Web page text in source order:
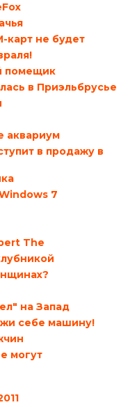
карт не будет
помещик
в Приэльбрусье
аквариум
в продажу в
7
The
на Запад
себе машину!
могут